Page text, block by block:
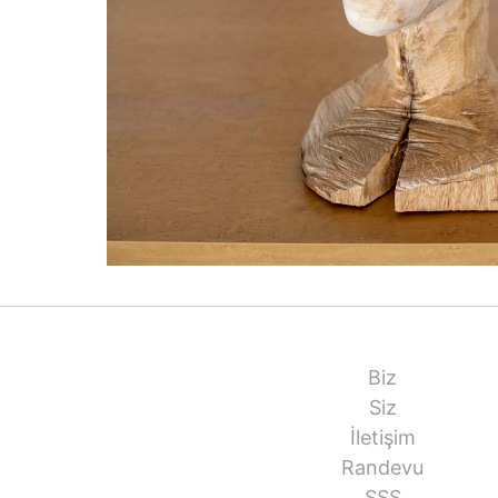
Biz
Siz
İletişim
Randevu